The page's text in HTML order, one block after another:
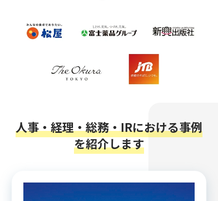
人事・経理・総務・IRにおける事例
を紹介します